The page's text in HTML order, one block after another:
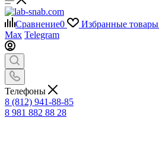
Сравнение0 Избранные товары
Max Telegram
Телефоны
8 (812) 941-88-85
8 981 882 88 28